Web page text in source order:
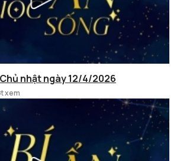
nhật ngày 12/4/2026
xem